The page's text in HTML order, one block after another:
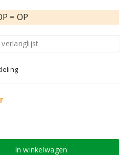
= OP
verlanglijst
In winkelwagen